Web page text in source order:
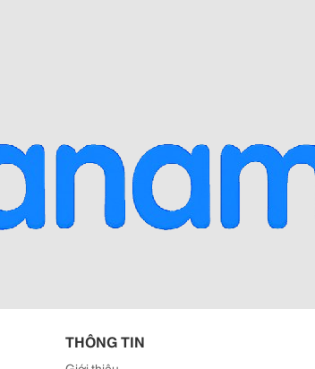
THÔNG TIN